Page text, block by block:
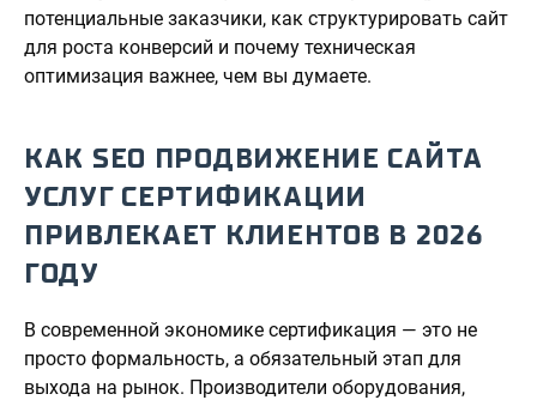
потенциальные заказчики, как структурировать сайт
для роста конверсий и почему техническая
оптимизация важнее, чем вы думаете.
КАК SEO ПРОДВИЖЕНИЕ САЙТА
УСЛУГ СЕРТИФИКАЦИИ
ПРИВЛЕКАЕТ КЛИЕНТОВ В 2026
ГОДУ
В современной экономике сертификация — это не
просто формальность, а обязательный этап для
выхода на рынок. Производители оборудования,